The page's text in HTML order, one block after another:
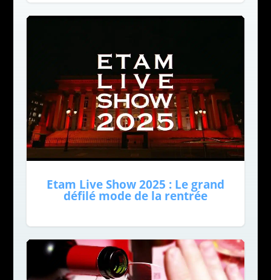
Etam Live Show 2025 : Le grand
défilé mode de la rentrée